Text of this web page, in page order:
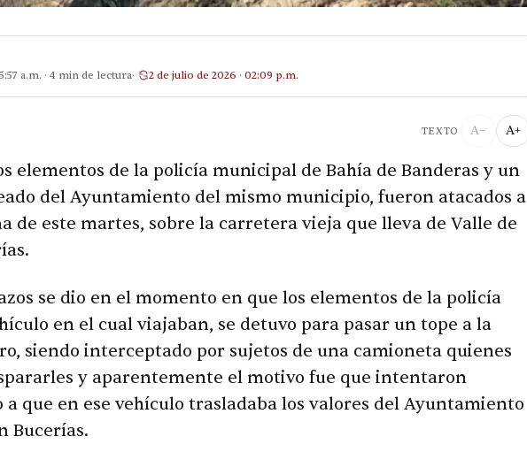
a.m. · 4 min de lectura 2 de julio de 2026 · 02:09 p.m.
TEXTO A− A+
elementos de la policía municipal de Bahía de Banderas y un
del Ayuntamiento del mismo municipio, fueron atacados a
de este martes, sobre la carretera vieja que lleva de Valle de
se dio en el momento en que los elementos de la policía
en el cual viajaban, se detuvo para pasar un tope a la
siendo interceptado por sujetos de una camioneta quienes
y aparentemente el motivo fue que intentaron
a que en ese vehículo trasladaba los valores del Ayuntamiento
Bucerías.